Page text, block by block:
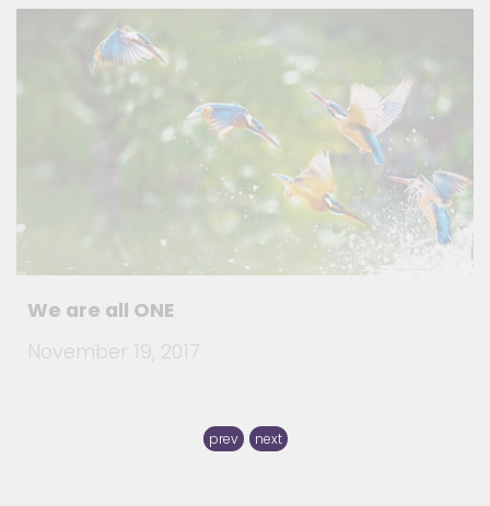
We are all ONE
November 19, 2017
prev next